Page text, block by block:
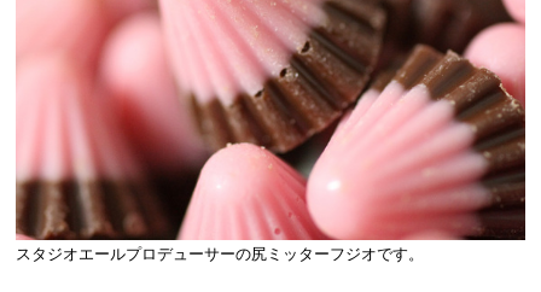
スタジオエールプロデューサーの尻ミッターフジオです。